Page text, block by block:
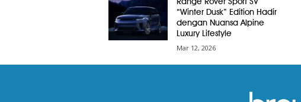
“Winter Dusk” Edition Hadir
dengan Nuansa Alpine
Luxury Lifestyle
Mar 12, 2026